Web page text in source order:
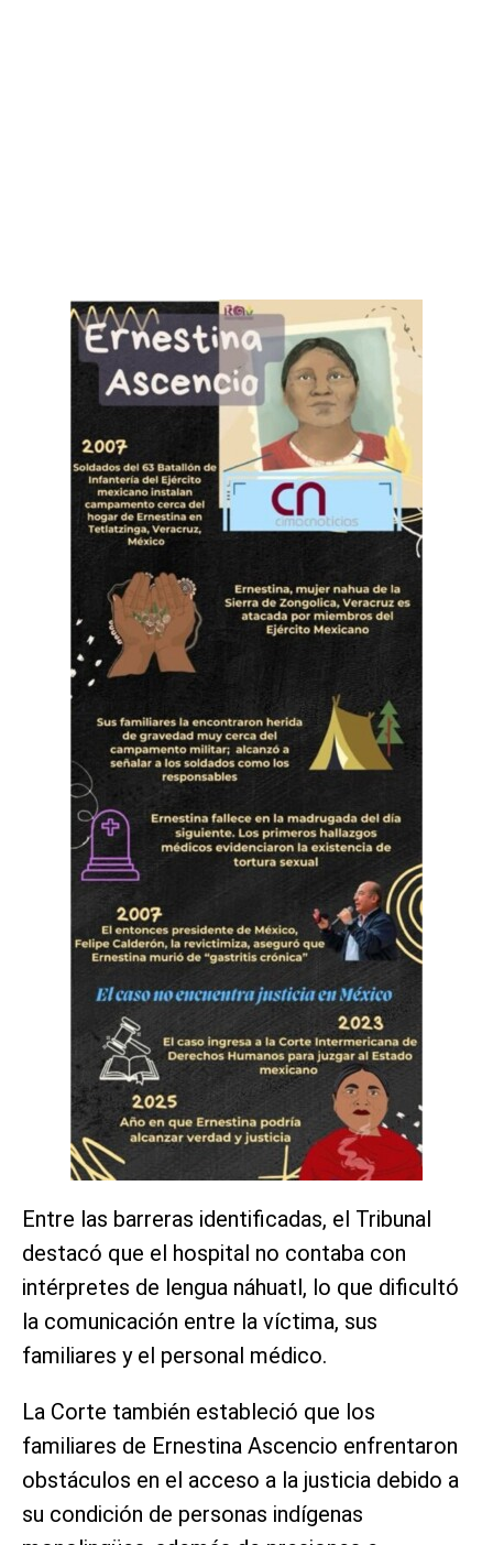
Entre las barreras identificadas, el Tribunal
destacó que el hospital no contaba con
intérpretes de lengua náhuatl, lo que dificultó
la comunicación entre la víctima, sus
familiares y el personal médico.
La Corte también estableció que los
familiares de Ernestina Ascencio enfrentaron
obstáculos en el acceso a la justicia debido a
su condición de personas indígenas